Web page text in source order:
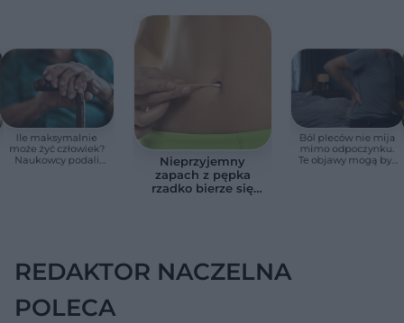
Ile maksymalnie
może żyć człowiek?
Naukowcy podali
Nieprzyjemny
zapach z pępka
rzadko bierze się
Ból pleców nie mija
mimo odpoczynku.
Te objawy mogą być
REDAKTOR NACZELNA
POLECA